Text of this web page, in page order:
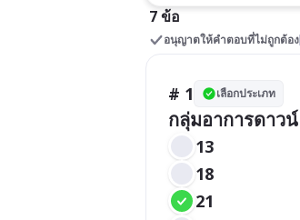
7 ข้อ
อนุญาตให้คำตอบที่ไม่ถูกต้อง
# 1 เลือกประเภท
13
18
21